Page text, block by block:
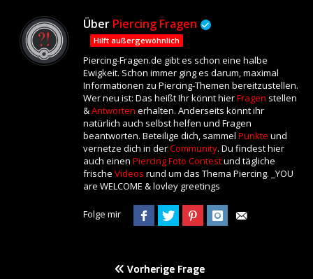
Über Piercing Fragen
Hilft außergewöhnlich
Piercing-Fragen.de gibt es schon eine halbe
Ewigkeit. Schon immer ging es darum, maximal
Informationen zu Piercing-Themen bereitzustellen.
Wer neu ist: Das heißt Ihr könnt hierFragen stellen
&Antworten erhalten. Anderseits könnt ihr
natürlich auch selbst helfen und Fragen
beantworten. Beteilige dich, sammel Punkte und
vernetze dich in derCommunity. Du findest hier
auch einen Piercing Foto Contestund tägliche
frische Videos rund um das Thema Piercing. _YOU
are WELCOME & lovley greetings
Folge mir
Vorherige Frage